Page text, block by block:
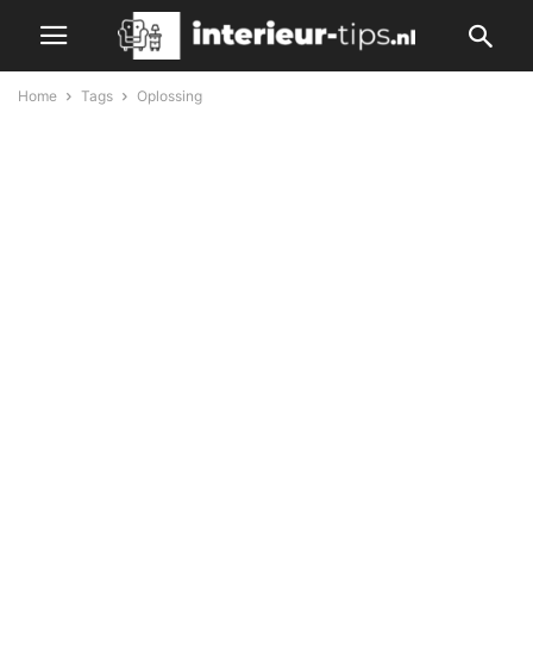
Home Tags Oplossing